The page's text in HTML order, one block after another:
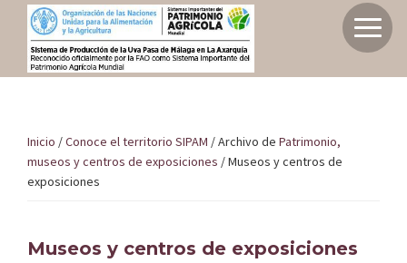
Inicio
Axarquía como SIPAM
Elige tu experiencia
Saltar
Saltar
contenido
producción
de
la
pasa
Inicio /Conoce el territorio SIPAM /Archivo de Patrimonio,
museos y centros de exposiciones /Museos y centros de
exposiciones
Museos y centros de exposiciones